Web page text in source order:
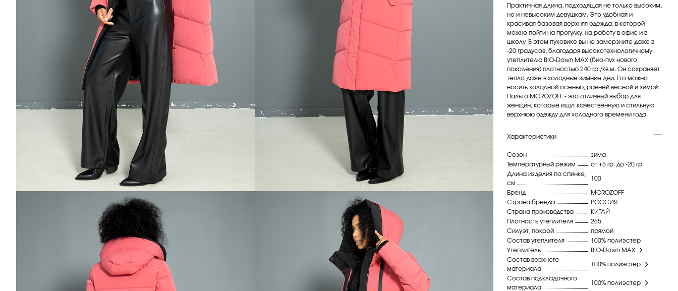
Практичная длина, подходящая не только высоким,
но и невысоким девушкам. Это удобная и
красивая базовая верхняя одежда, в которой
можно пойти на прогулку, на работу в офис и в
школу. В этом пуховике вы не замерзните даже в
-20 градусов, благодаря высокотехнологичному
утеплителю BIO-Down MAX (био-пух нового
поколения) плотностью 240 гр./кв.м. Он сохраняет
тепло даже в холодные зимние дни. Его можно
носить холодной осенью, ранней весной и зимой.
Пальто MOROZOFF - это отличный выбор для
женщин, которые ищут качественную и стильную
верхнюю одежду для холодного времени года.
Характеристики
Сезон
зима
Температурный режим
от +5 гр. до -20 гр.
Длина изделия по спинке,
см
100
Бренд
MOROZOFF
Страна бренда
РОССИЯ
Страна производства
КИТАЙ
Плотность утеплителя
265
Силуэт, покрой
прямой
Состав утеплителя
100% полиэстер
Утеплитель
BIO-Down MAX
Состав верхнего
материала
100% полиэстер
Состав подкладочного
материала
100% полиэстер